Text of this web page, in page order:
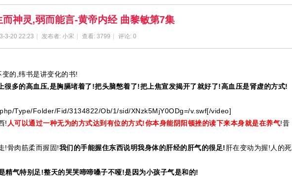
索
神灵,弱而能言-黄帝内经 曲黎敏第7集
3-20 22:23 发布者: 小宋 查看: 3799 评论: 0
的,纬书是讲变化的书!
很多的高血压,是胸膈堵着了!把头脑憋着了!把上焦宣发揭开了就好了!高血压是肾虚的方式!
Type/Folder/Fid/3134822/Ob/1/sid/XNzk5MjY0ODg=/v.swf[/video]
! 人可以通过一种无为的方式达到有位的方式!你本身能阴阳顿挫的读下来本身就是在养气!昔
!骨肉筋柔而握固!我们的手能握住东西说明我身体的肝经的肝气的很足!肝在变动为握!人的死
精气特别足!整天的哭哭啼啼嗓子不哑!是因为小孩子气是和的!